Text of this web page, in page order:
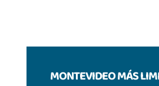
MONTEVIDEO MÁS